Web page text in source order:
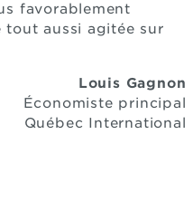
favorablement
tout aussi agitée sur
Louis Gagnon
Économiste principal
Québec International